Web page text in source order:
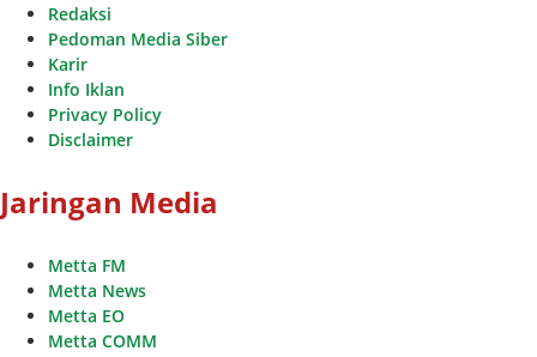
Redaksi
Pedoman Media Siber
Karir
Info Iklan
Privacy Policy
Disclaimer
Jaringan Media
Metta FM
Metta News
Metta EO
Metta COMM